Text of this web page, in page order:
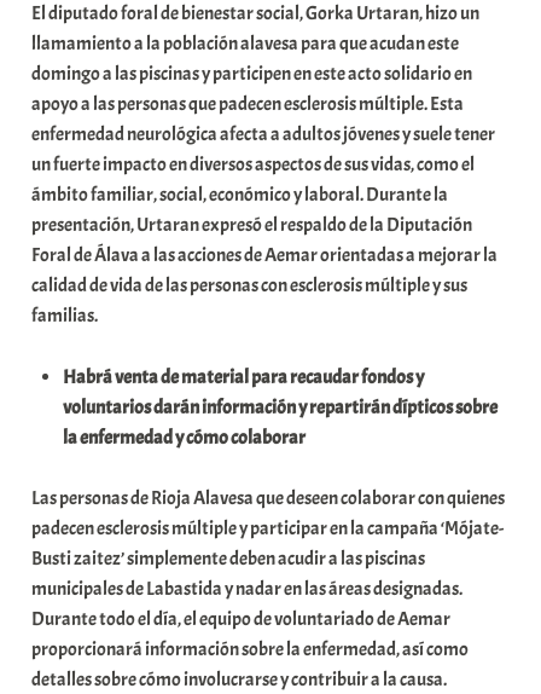
K
o
m
u
n
i
t
a
t
e
El diputado foral de bienestar social, Gorka Urtaran, hizo un
llamamiento a la población alavesa para que acudan este
domingo a las piscinas y participen en este acto solidario en
apoyo a las personas que padecen esclerosis múltiple. Esta
enfermedad neurológica afecta a adultos jóvenes y suele tener
un fuerte impacto en diversos aspectos de sus vidas, como el
ámbito familiar, social, económico y laboral. Durante la
presentación, Urtaran expresó el respaldo de la Diputación
Foral de Álava a las acciones de Aemar orientadas a mejorar la
calidad de vida de las personas con esclerosis múltiple y sus
familias.
Habrá venta de material para recaudar fondos y
voluntarios darán información y repartirán dípticos sobre
la enfermedad y cómo colaborar
Las personas de Rioja Alavesa que deseen colaborar con quienes
padecen esclerosis múltiple y participar en la campaña ‘Mójate-
Busti zaitez’ simplemente deben acudir a las piscinas
municipales de Labastida y nadar en las áreas designadas.
Durante todo el día, el equipo de voluntariado de Aemar
proporcionará información sobre la enfermedad, así como
detalles sobre cómo involucrarse y contribuir a la causa.